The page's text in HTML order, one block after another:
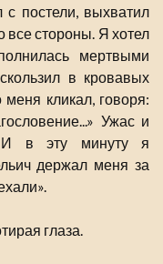
с постели, выхватил
все стороны. Я хотел
мертвыми
в кровавых
кликал, говоря:
Ужас и
И в эту минуту я
держал меня за
глаза.